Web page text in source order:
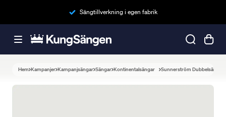
Sängtillverkning i egen fabrik
Hem Kampanjer Kampanjsängar Sängar Kontinentalsängar Sunnerström Dubbelsäng